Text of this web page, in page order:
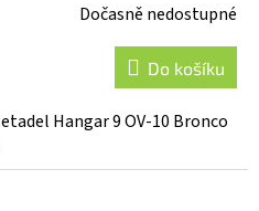
Dočasně nedostupné
Do košíku
Hangar 9 OV-10 Bronco